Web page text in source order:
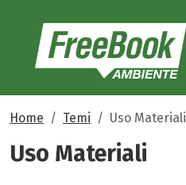
Home Temi Uso Materiali
Uso Materiali